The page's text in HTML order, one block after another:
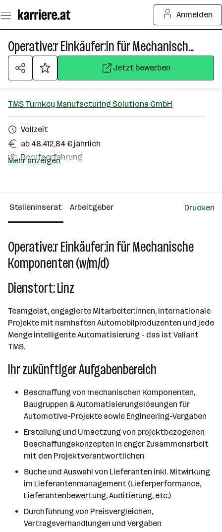
Seiteninhalt
springen
Anmelden
Operative:r Einkäufer:in für Mechanische Komponenten (w/m/d)
Jetzt bewerben
TMS Turnkey Manufacturing Solutions GmbH
Vollzeit
ab 48.412,84 € jährlich
Berufserfahrung
Linz
Mehr anzeigen
Stelleninserat Arbeitgeber Drucken
Operative:r Einkäufer:in für Mechanische
Komponenten (w/m/d)
Dienstort: Linz
Teamgeist, engagierte Mitarbeiter:innen, internationale
Projekte mit namhaften Automobilproduzenten und jede
Menge intelligente Automatisierung - das ist Valiant
TMS.
Ihr zukünftiger Aufgabenbereich
Beschaffung von mechanischen Komponenten,
Baugruppen & Automatisierungslösungen für
Automotive-Projekte sowie Engineering-Vergaben
Erstellung und Umsetzung von projektbezogenen
Beschaffungskonzepten in enger Zusammenarbeit
mit den Projektverantwortlichen
Suche und Auswahl von Lieferanten inkl. Mitwirkung
im Lieferantenmanagement (Lieferperformance,
Lieferantenbewertung, Auditierung, etc.)
Durchführung von Preisvergleichen,
Vertragsverhandlungen und Vergaben